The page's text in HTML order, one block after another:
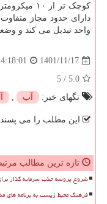
دارای حدود مجاز
واحد تبدیل می کند و
1401/11/17
5.0
/
5
تگهای خبر:
آب ,
این مطلب را می
تازه ترین مطالب
شروع پروسه جذب سرمایه گذار برای راه
فرهنگ محیط زیست به برنامه های